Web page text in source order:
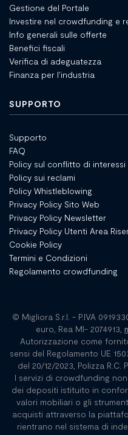
Gestione del Portale
Investire nel crowdfunding e
Info generali sulle offerte
Benefici fiscali
Verifica di adeguatezza
Finanza per l'industria
SUPPORTO
Supporto
FAQ
Policy sul conflitto di interessi
Policy sui reclami
Policy Whistleblowing
Privacy Policy Sito Web
Privacy Policy Newsletter
Privacy Policy Utenti Area
Cookie Policy
Termini e Condizioni
Regolamento crowdfunding
© Migliora S.r.l. - P.IVA
euro, Rea MI- 2074913,
Autorizzazione come
sensi del Regolamento UE
del 20/12/2023, Polizza R.C.
I servizi di crowdfunding
dei depositi istituito in
valori mobiliari o gli
acquisti attraverso la
rientrano nel sistema di